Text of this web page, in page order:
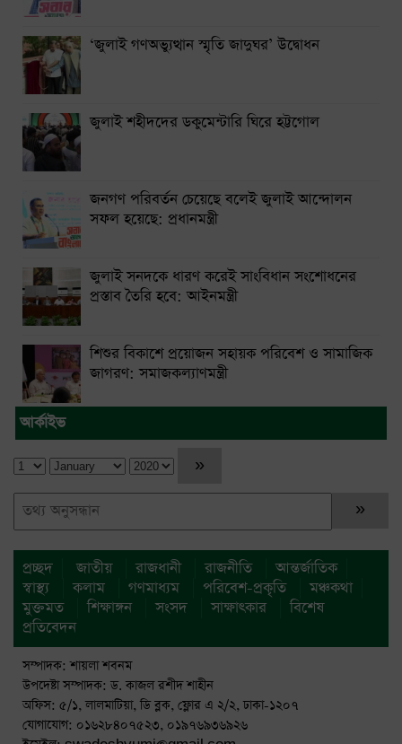
‘জুলাই গণঅভ্যুত্থান স্মৃতি জাদুঘর’ উদ্বোধন
জুলাই শহীদদের ডকুমেন্টারি ঘিরে হট্টগোল
জনগণ পরিবর্তন চেয়েছে বলেই জুলাই আন্দোলন
সফল হয়েছে: প্রধানমন্ত্রী
জুলাই সনদকে ধারণ করেই সাংবিধান সংশোধনের
প্রস্তাব তৈরি হবে: আইনমন্ত্রী
শিশুর বিকাশে প্রয়োজন সহায়ক পরিবেশ ও সামাজিক
জাগরণ: সমাজকল্যাণমন্ত্রী
আর্কাইভ
প্রচ্ছদ জাতীয় রাজধানী রাজনীতি
আন্তর্জাতিক
স্বাস্থ্য
কলাম গণমাধ্যম পরিবেশ-প্রকৃতি
মঞ্চকথা
মুক্তমত
শিক্ষাঙ্গন সংসদ সাক্ষাৎকার
বিশেষ
প্রতিবেদন
সম্পাদক: শায়লা শবনম
উপদেষ্টা সম্পাদক: ড. কাজল রশীদ শাহীন
অফিস: ৫/১, লালমাটিয়া, ডি ব্লক, ফ্লোর এ ২/২, ঢাকা-১২০৭
যোগাযোগ: ০১৬২৮৪০৭৫২৩, ০১৯৭৬৯৩৬৯২৬